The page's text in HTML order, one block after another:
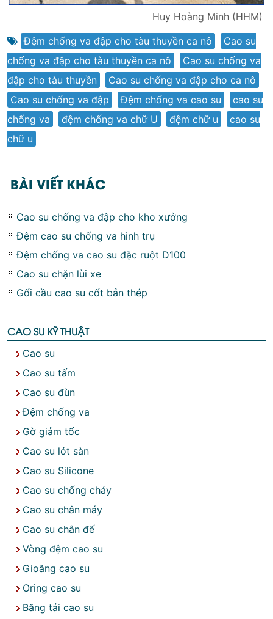
Huy Hoàng Minh (HHM)
Đệm chống va đập cho tàu thuyền ca nô
Cao su
chống va đập cho tàu thuyền ca nô
Cao su chống va
đập cho tàu thuyền
Cao su chống va đập cho ca nô
Cao su chống va đập
Đệm chống va cao su
cao su
chống va
đệm chống va chữ U đệm chữ u
cao su
chữ u
BÀI VIẾT KHÁC
Cao su chống va đập cho kho xưởng
Đệm cao su chống va hình trụ
Đệm chống va cao su đặc ruột D100
Cao su chặn lùi xe
Gối cầu cao su cốt bản thép
CAO SU KỸ THUẬT
Cao su
Cao su tấm
Cao su đùn
Đệm chống va
Gờ giảm tốc
Cao su lót sàn
Cao su Silicone
Cao su chống cháy
Cao su chân máy
Cao su chân đế
Vòng đệm cao su
Gioăng cao su
Oring cao su
Băng tải cao su